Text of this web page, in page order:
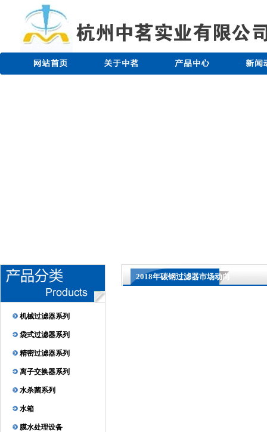
机械过滤器系列
袋式过滤器系列
精密过滤器系列
离子交换器系列
水杀菌系列
水箱
膜水处理设备
2018年碳钢过滤器市场动向